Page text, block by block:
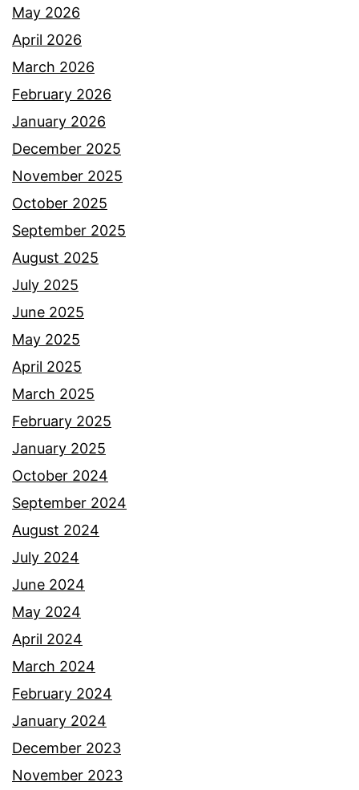
May 2026
April 2026
March 2026
February 2026
January 2026
December 2025
November 2025
October 2025
September 2025
August 2025
July 2025
June 2025
May 2025
April 2025
March 2025
February 2025
January 2025
October 2024
September 2024
August 2024
July 2024
June 2024
May 2024
April 2024
March 2024
February 2024
January 2024
December 2023
November 2023